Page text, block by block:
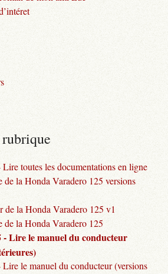
toutes les documentations en ligne
la Honda Varadero 125 versions
de la Honda Varadero 125 v1
de la Honda Varadero 125
Lire le manuel du conducteur
le manuel du conducteur (versions